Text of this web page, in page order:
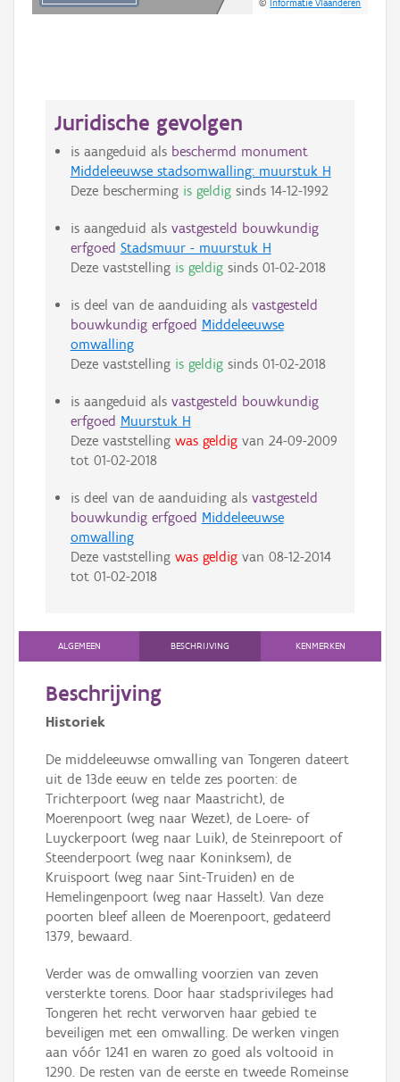
©Informatie Vlaanderen
Juridische gevolgen
is aangeduid als beschermd monument
Middeleeuwse stadsomwalling: muurstuk H
Deze bescherming is geldigsinds 14-12-1992
is aangeduid als vastgesteld bouwkundig
erfgoed Stadsmuur - muurstuk H
Deze vaststelling is geldigsinds 01-02-2018
is deel van de aanduiding als vastgesteld
bouwkundig erfgoed Middeleeuwse
omwalling
Deze vaststelling is geldigsinds 01-02-2018
is aangeduid als vastgesteld bouwkundig
erfgoed Muurstuk H
Deze vaststelling was geldigvan 24-09-2009
tot 01-02-2018
is deel van de aanduiding als vastgesteld
bouwkundig erfgoed Middeleeuwse
omwalling
Deze vaststelling was geldigvan 08-12-2014
tot 01-02-2018
ALGEMEEN BESCHRIJVING KENMERKEN
Beschrijving
Historiek
De middeleeuwse omwalling van Tongeren dateert
uit de 13de eeuw en telde zes poorten: de
Trichterpoort (weg naar Maastricht), de
Moerenpoort (weg naar Wezet), de Loere- of
Luyckerpoort (weg naar Luik), de Steinrepoort of
Steenderpoort (weg naar Koninksem), de
Kruispoort (weg naar Sint-Truiden) en de
Hemelingenpoort (weg naar Hasselt). Van deze
poorten bleef alleen de Moerenpoort, gedateerd
1379, bewaard.
Verder was de omwalling voorzien van zeven
versterkte torens. Door haar stadsprivileges had
Tongeren het recht verworven haar gebied te
beveiligen met een omwalling. De werken vingen
aan vóór 1241 en waren zo goed als voltooid in
1290. De resten van de eerste en tweede Romeinse